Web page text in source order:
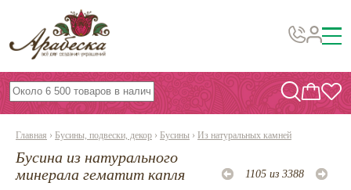
Бусины, подвески, декор
Бисер
Фурнитура
Главная › Бусины, подвески, декор › Бусины › Из натуральных камней
Бусина из натурального
минерала гематит капля
1105 из 3388